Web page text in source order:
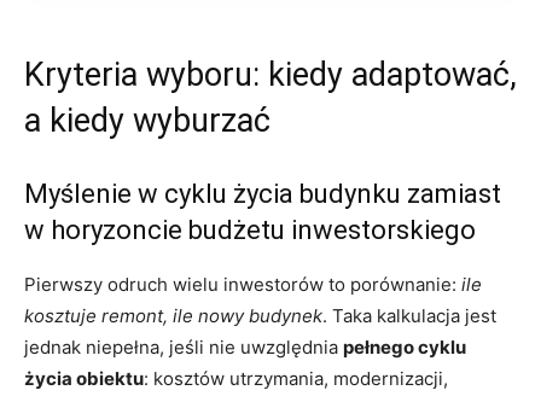
Kryteria wyboru: kiedy adaptować,
a kiedy wyburzać
Myślenie w cyklu życia budynku zamiast
w horyzoncie budżetu inwestorskiego
Pierwszy odruch wielu inwestorów to porównanie: ile
kosztuje remont, ile nowy budynek. Taka kalkulacja jest
jednak niepełna, jeśli nie uwzględnia pełnego cyklu
życia obiektu: kosztów utrzymania, modernizacji,